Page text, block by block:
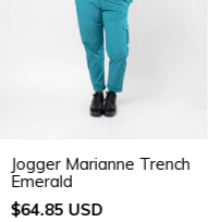
Jogger Marianne Trench
Emerald
$64.85 USD